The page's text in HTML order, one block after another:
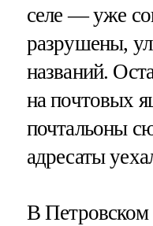
селе — уже
разрушены,
названий.
на почтовых
почтальоны
адресаты
В Петровском